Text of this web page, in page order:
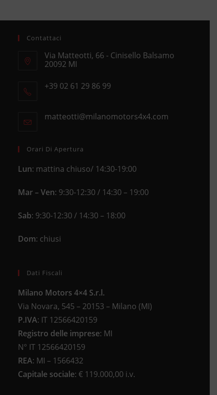
Contattaci
Via Matteotti, 66 - Cinisello Balsamo
20092 MI
in
+39 02 61 29 86 99
your
matteotti@milanomotors4x4.comOpens
Orari Di Apertura
Lun: mattina chiuso/ 14:30-19:00
Mar – Ven: 9:30-12:30 / 14:30 – 19:00
Sab: 9:30-12:30 / 14:30 – 18:00
Dom: chiusi
Dati Fiscali
Milano Motors 4×4 S.r.l.
Via Novara, 545 – 20153 – Milano (MI)
P.IVA: IT 12566420159
Registro delle imprese: MI
N° IT 12566420159
REA: MI – 1566432
Capitale sociale: € 119.000,00 i.v.